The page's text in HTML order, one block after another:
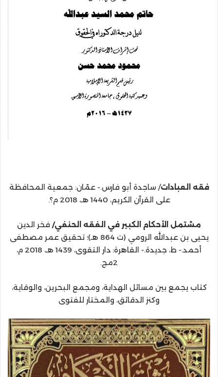
فقه العبادات/ ساجدة أبو فارس.- عمّان: جمعية المحافظة
على القرآن الكريم، 1440 هـ، 2018 م؟.
مشتمل الأحكام الكبير في الفقه الحنفي/ فخر الدين
يحيى بن عبدالله الرومي (ت 864 هـ)؛ تحقيق عمر مصطفى
أحمد.- ط، جديدة.- القاهرة: دار التقوى، 1439 هـ، 2018 م،
2مج.
كتاب يجمع بين مسائل الهداية، ومجمع البحرين، والوقاية،
وكنز الدقائق، والمختار للفتوى